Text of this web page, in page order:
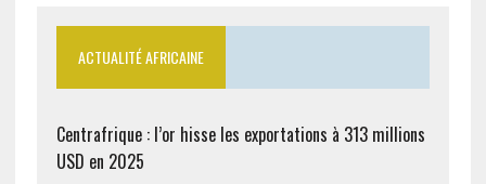
ACTUALITÉ AFRICAINE
Centrafrique : l’or hisse les exportations à 313 millions
USD en 2025